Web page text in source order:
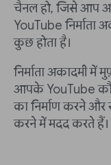
चैनल हो, जिसे आप
YouTube
कुछ होता है।
निर्माता अकादमी
आपके YouTube
का निर्माण करने
करने में मदद करते हैं।